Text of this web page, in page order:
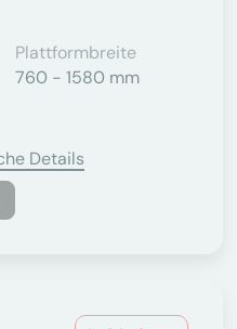
Plattformbreite
760 - 1580 mm
Details